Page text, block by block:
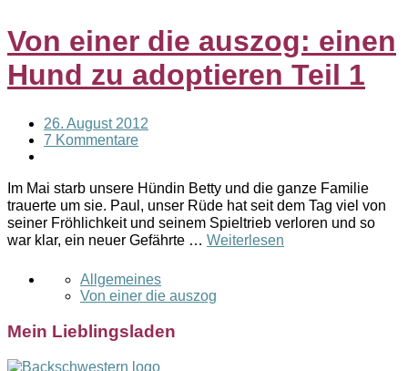
Von einer die auszog: einen
Hund zu adoptieren Teil 1
26. August 2012
7 Kommentare
Im Mai starb unsere Hündin Betty und die ganze Familie
trauerte um sie. Paul, unser Rüde hat seit dem Tag viel von
seiner Fröhlichkeit und seinem Spieltrieb verloren und so
war klar, ein neuer Gefährte … Weiterlesen
Allgemeines
Von einer die auszog
Mein Lieblingsladen